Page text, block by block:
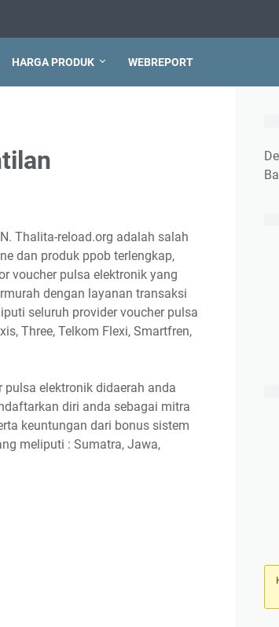
HARGA PRODUK WEBREPORT
Thalita-reload.org adalah salah
dan produk ppob terlengkap,
voucher pulsa elektronik yang
dengan layanan transaksi
seluruh provider voucher pulsa
Three, Telkom Flexi, Smartfren,
elektronik didaerah anda
diri anda sebagai mitra
keuntungan dari bonus sistem
meliputi : Sumatra, Jawa,